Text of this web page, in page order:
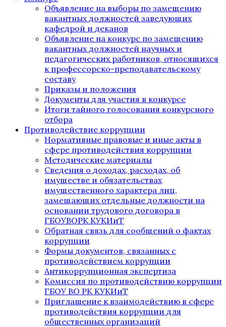
Объявление на выборы по замещению
вакантных должностей заведующих
кафедрой и деканов
Объявление на конкурс по замещению
вакантных должностей научных и
педагогических работников, относящихся
к профессорско-преподавательскому
составу
Приказы и положения
Документы для участия в конкурсе
Итоги тайного голосования конкурсного
отбора
Противодействие коррупции
Нормативные правовые и иные акты в
сфере противодействия коррупции
Методические материалы
Сведения о доходах, расходах, об
имуществе и обязательствах
имущественного характера лиц,
замещающих отдельные должности на
основании трудового договора в
ГБОУВОРК КУКИиТ
Обратная связь для сообщений о фактах
коррупции
Формы документов, связанных с
противодействием коррупции
Антикоррупционная экспертиза
Комиссия по противодействию коррупции
ГБОУ ВО РК КУКИиТ
Приглашение к взаимодействию в сфере
противодействия коррупции для
общественных организаций